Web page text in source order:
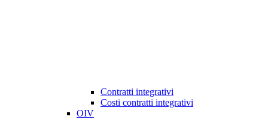
Contratti integrativi
Costi contratti integrativi
OIV